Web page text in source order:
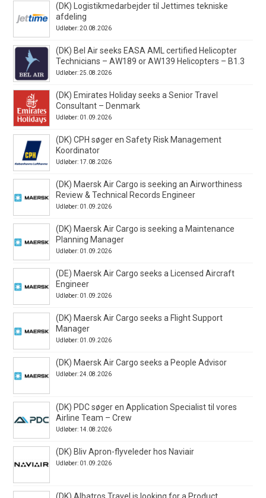
(DK) Logistikmedarbejder til Jettimes tekniske
afdeling
Udløber: 20.08.2026
(DK) Bel Air seeks EASA AML certified Helicopter
Technicians – AW189 or AW139 Helicopters – B1.3
Udløber: 25.08.2026
(DK) Emirates Holiday seeks a Senior Travel
Consultant – Denmark
Udløber: 01.09.2026
(DK) CPH søger en Safety Risk Management
Koordinator
Udløber: 17.08.2026
(DK) Maersk Air Cargo is seeking an Airworthiness
Review & Technical Records Engineer
Udløber: 01.09.2026
(DK) Maersk Air Cargo is seeking a Maintenance
Planning Manager
Udløber: 01.09.2026
(DE) Maersk Air Cargo seeks a Licensed Aircraft
Engineer
Udløber: 01.09.2026
(DK) Maersk Air Cargo seeks a Flight Support
Manager
Udløber: 01.09.2026
(DK) Maersk Air Cargo seeks a People Advisor
Udløber: 24.08.2026
(DK) PDC søger en Application Specialist til vores
Airline Team – Crew
Udløber: 14.08.2026
(DK) Bliv Apron-flyveleder hos Naviair
Udløber: 01.09.2026